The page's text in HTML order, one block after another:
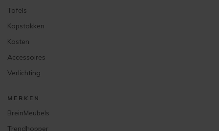
Tafels
Kapstokken
Kasten
Accessoires
Verlichting
MERKEN
BreinMeubels
Trendhopper